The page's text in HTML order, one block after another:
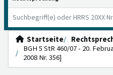
Startseite
BGH 5 StR 460/07 - 20.
2008 Nr. 356]